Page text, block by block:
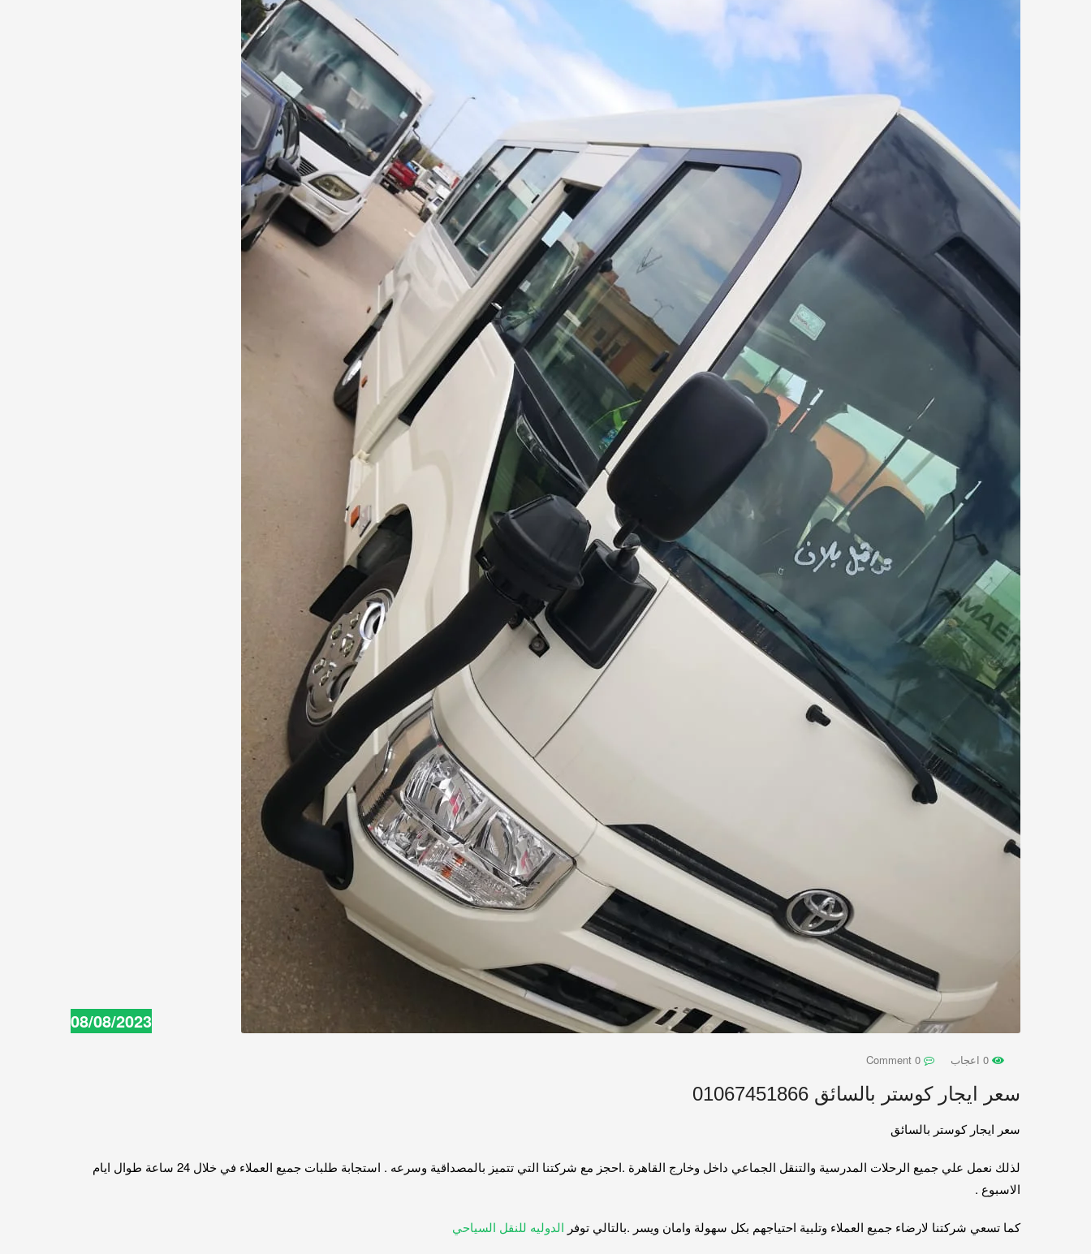
08/08/2023
سعر ايجار كوستر بالسائق 01067451866
سعر ايجار كوستر بالسائق
لذلك نعمل علي جميع الرحلات المدرسية والتنقل الجماعي داخل وخارج القاهرة .احجز مع شركتنا التي تتميز بالمصداقية وسرعه . استجابة طلبات جميع العملاء في خلال 24 ساعة طوال ايام
الاسبوع .
كما تسعي شركتنا لارضاء جميع العملاء وتلبية احتياجهم بكل سهولة وامان ويسر .بالتالي توفر الدوليه للنقل السياحي